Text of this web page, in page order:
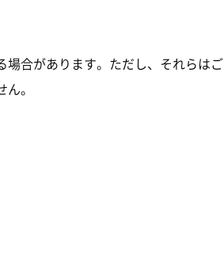
合があります。ただし、それらはご
。